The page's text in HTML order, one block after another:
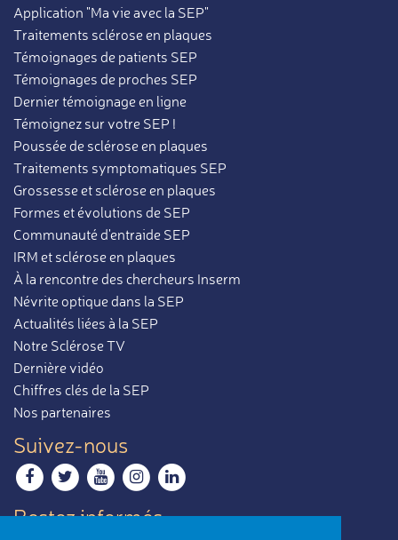
Application "Ma vie avec la SEP"
Traitements sclérose en plaques
Témoignages de patients SEP
Témoignages de proches SEP
Dernier témoignage en ligne
Témoignez sur votre SEP !
Poussée de sclérose en plaques
Traitements symptomatiques SEP
Grossesse et sclérose en plaques
Formes et évolutions de SEP
Communauté d'entraide SEP
IRM et sclérose en plaques
À la rencontre des chercheurs Inserm
Névrite optique dans la SEP
Actualités liées à la SEP
Notre Sclérose TV
Dernière vidéo
Chiffres clés de la SEP
Nos partenaires
Suivez-nous
Restez informés